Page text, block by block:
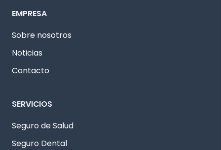
EMPRESA
Sobre nosotros
Noticias
Contacto
SERVICIOS
Seguro de Salud
Seguro Dental